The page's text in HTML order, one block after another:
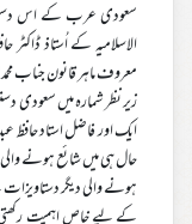
سعودی عرب کے اس دستور
الاسلامیہ کے اُستاذ ڈاکٹر
معروف ماہر قانون جناب
زیر نظر شمارہ میں سعودی
ایک اور فاضل استاد حافظ
حال ہی میں شائع ہونے
ہونے والی دیگر